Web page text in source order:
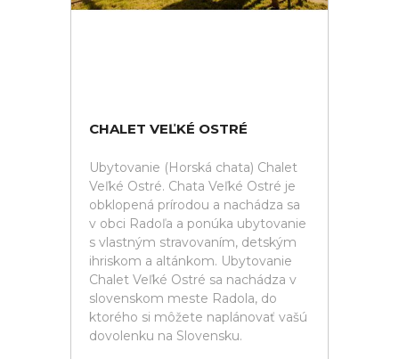
CHALET VEĽKÉ OSTRÉ
Ubytovanie (Horská chata) Chalet
Veľké Ostré. Chata Veľké Ostré je
obklopená prírodou a nachádza sa
v obci Radoľa a ponúka ubytovanie
s vlastným stravovaním, detským
ihriskom a altánkom. Ubytovanie
Chalet Veľké Ostré sa nachádza v
slovenskom meste Radola, do
ktorého si môžete naplánovať vašú
dovolenku na Slovensku.